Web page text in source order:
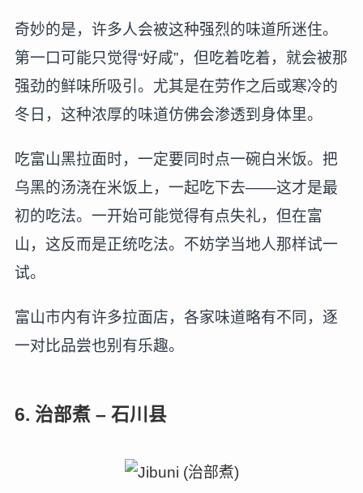
奇妙的是，许多人会被这种强烈的味道所迷住。
第一口可能只觉得“好咸”，但吃着吃着，就会被那
强劲的鲜味所吸引。尤其是在劳作之后或寒冷的
冬日，这种浓厚的味道仿佛会渗透到身体里。
吃富山黑拉面时，一定要同时点一碗白米饭。把
乌黑的汤浇在米饭上，一起吃下去——这才是最
初的吃法。一开始可能觉得有点失礼，但在富
山，这反而是正统吃法。不妨学当地人那样试一
试。
富山市内有许多拉面店，各家味道略有不同，逐
一对比品尝也别有乐趣。
6. 治部煮 – 石川县